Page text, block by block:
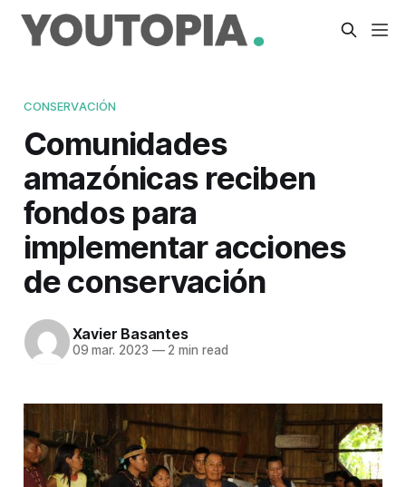
CONSERVACIÓN
Comunidades
amazónicas reciben
fondos para
implementar acciones
de conservación
Xavier Basantes
09 mar. 2023 —2 min read